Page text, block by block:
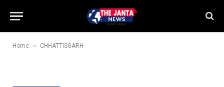
Home » CHHATTISGARH